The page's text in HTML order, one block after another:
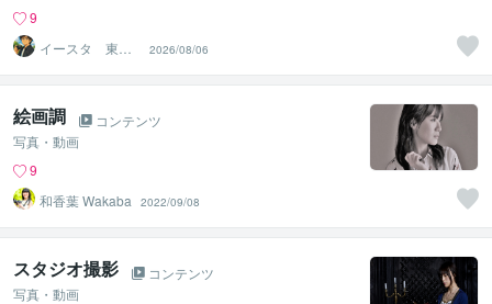
9
イースタ 東京
フォトグラファ
ー
2026/08/06
絵画調
コンテンツ
写真・動画
9
和香葉 Wakaba
2022/09/08
スタジオ撮影
コンテンツ
写真・動画